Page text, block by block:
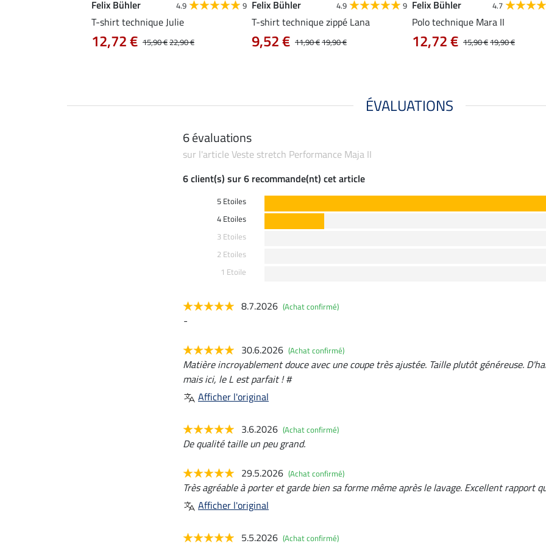
Felix Bühler 4.9 9
T-shirt technique Julie
15,90 €22,90 €
12,72 €
Felix Bühler 4.9 9
T-shirt technique zippé Lana
11,90 €19,90 €
9,52 €
Felix Bühler 4.7
Polo technique Mara II
15,90 €19,90 €
12,72 €
ÉVALUATIONS
6 évaluations
sur l'article Veste stretch Performance Maja II
6 client(s) sur 6 recommande(nt) cet article
5 Etoiles
4 Etoiles
3 Etoiles
2 Etoiles
1 Etoile
8.7.2026 (Achat confirmé)
-
30.6.2026 (Achat confirmé)
Matière incroyablement douce avec une coupe très ajustée. Taille plutôt généreuse.
mais ici, le L est parfait ! #
Afficher l'original
3.6.2026 (Achat confirmé)
De qualité taille un peu grand.
29.5.2026 (Achat confirmé)
Très agréable à porter et garde bien sa forme même après le lavage. Excellent rapport
Afficher l'original
5.5.2026 (Achat confirmé)